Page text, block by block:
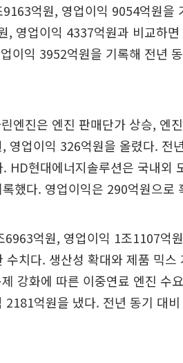
억원, 영업이익 9054억원을
, 영업이익 4337억원과 비교하
이익 3952억원을 기록해 전년
엔진은 엔진 판매단가 상승, 엔
영업이익 326억원을 올렸다. 전
현대에너지솔루션은 국내외
했다. 영업이익은 290억원으로
억원, 영업이익 1조1107억
치다. 생산성 확대와 제품 믹스
강화에 따른 이중연료 엔진 수
2181억원을 냈다. 전년 동기 대